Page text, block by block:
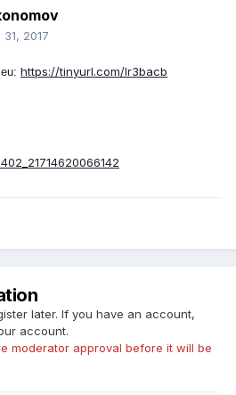
2017
https://tinyurl.com/lr3bacb
later. If you have an account,
account.
moderator approval before it will be